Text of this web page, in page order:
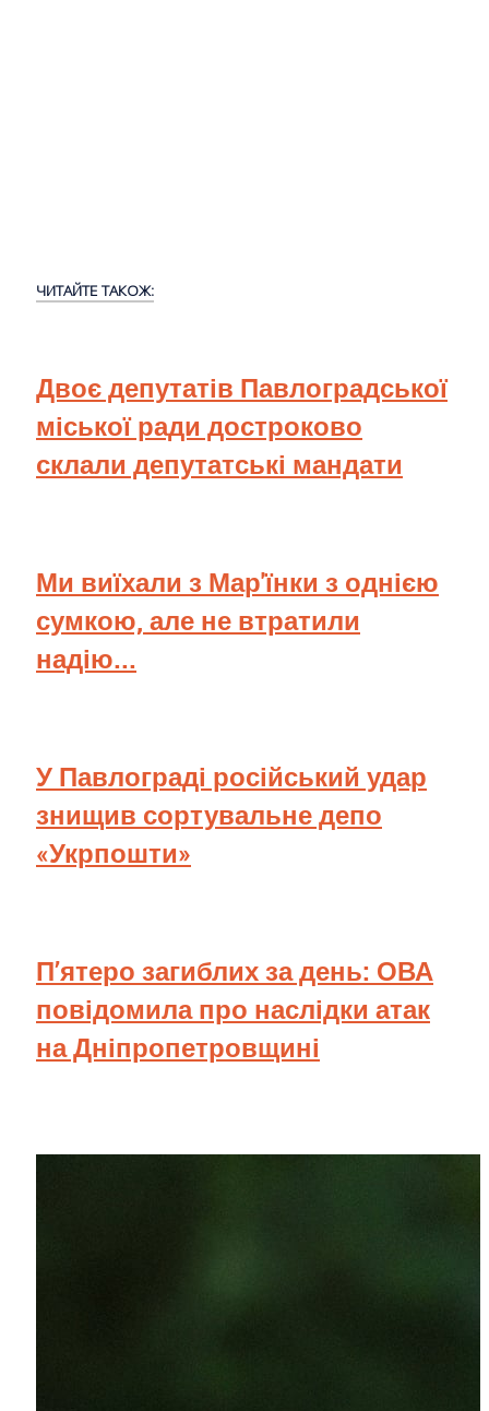
ЧИТАЙТЕ ТАКОЖ:
Двоє депутатів Павлоградської
міської ради достроково
склали депутатські мандати
Ми виїхали з Мар'їнки з однією
сумкою, але не втратили
надію...
У Павлограді російський удар
знищив сортувальне депо
«Укрпошти»
П’ятеро загиблих за день: ОВА
повідомила про наслідки атак
на Дніпропетровщині